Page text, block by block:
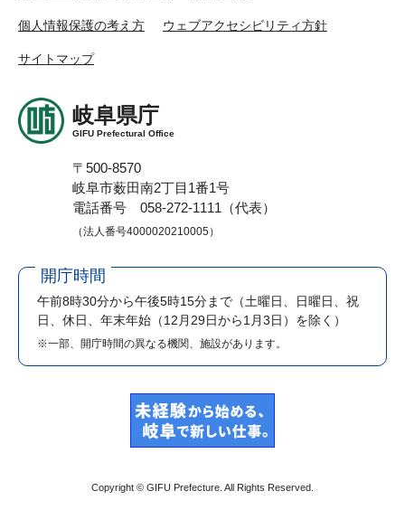
個人情報保護の考え方 ウェブアクセシビリティ方針
サイトマップ
岐阜県庁
GIFU Prefectural Office
〒500-8570
岐阜市薮田南2丁目1番1号
電話番号 058-272-1111（代表）
（法人番号4000020210005）
開庁時間
午前8時30分から午後5時15分まで （土曜日、日曜日、祝
日、休日、年末年始（12月29日から1月3日）を除く）
※一部、開庁時間の異なる機関、施設があります。
Copyright © GIFU Prefecture. All Rights Reserved.